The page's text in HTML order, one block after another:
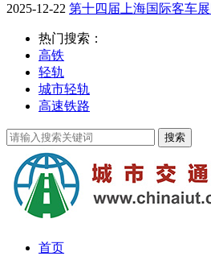
2025-12-22 第十四届上海国际客车展
热门搜索：
高铁
轻轨
城市轻轨
高速铁路
首页